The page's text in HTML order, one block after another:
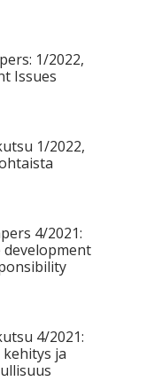
1/2022,
Issues
1/2022,
4/2021:
development
4/2021:
kehitys ja